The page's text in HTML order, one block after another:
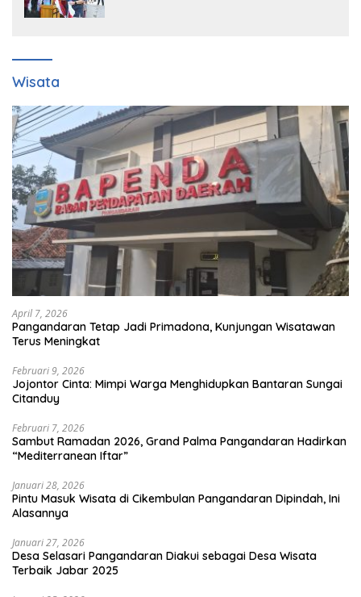
Wisata
April 7, 2026
Pangandaran Tetap Jadi Primadona, Kunjungan Wisatawan
Terus Meningkat
Februari 9, 2026
Jojontor Cinta: Mimpi Warga Menghidupkan Bantaran Sungai
Citanduy
Februari 7, 2026
Sambut Ramadan 2026, Grand Palma Pangandaran Hadirkan
“Mediterranean Iftar”
Januari 28, 2026
Pintu Masuk Wisata di Cikembulan Pangandaran Dipindah, Ini
Alasannya
Januari 27, 2026
Desa Selasari Pangandaran Diakui sebagai Desa Wisata
Terbaik Jabar 2025